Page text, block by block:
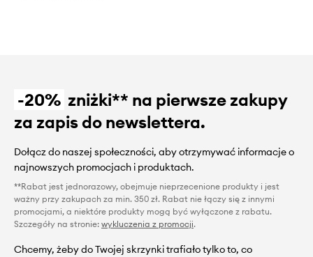
-20% zniżki** na pierwsze zakupy
za zapis do newslettera.
Dołącz do naszej społeczności, aby otrzymywać informacje o
najnowszych promocjach i produktach.
**Rabat jest jednorazowy, obejmuje nieprzecenione produkty i jest
ważny przy zakupach za min. 350 zł. Rabat nie łączy się z innymi
promocjami, a niektóre produkty mogą być wyłączone z rabatu.
Szczegóły na stronie: wykluczenia z promocji.
Chcemy, żeby do Twojej skrzynki trafiało tylko to, co